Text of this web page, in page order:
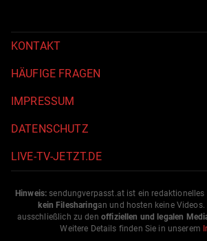
KONTAKT
HÄUFIGE FRAGEN
IMPRESSUM
DATENSCHUTZ
LIVE-TV-JETZT.DE
Hinweis: sendungverpasst.at ist ein redaktionelles
kein Filesharingan und hosten keine
ausschließlich zu den offiziellen und legalen
Weitere Details finden Sie in unserem